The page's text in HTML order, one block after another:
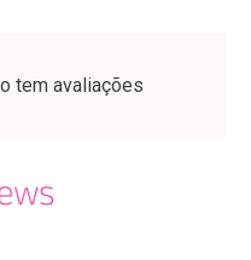
Menos
tem avaliações